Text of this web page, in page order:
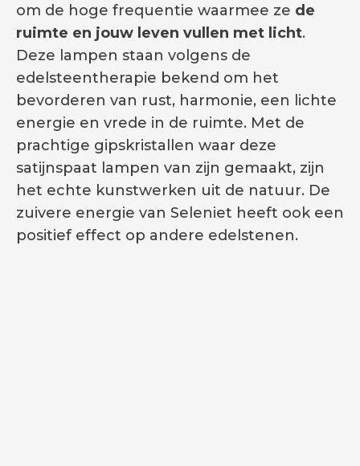
om de hoge frequentie waarmee ze de
ruimte en jouw leven vullen met licht.
Deze lampen staan volgens de
edelsteentherapie bekend om het
bevorderen van rust, harmonie, een lichte
energie en vrede in de ruimte. Met de
prachtige gipskristallen waar deze
satijnspaat lampen van zijn gemaakt, zijn
het echte kunstwerken uit de natuur. De
zuivere energie van Seleniet heeft ook een
positief effect op andere edelstenen.